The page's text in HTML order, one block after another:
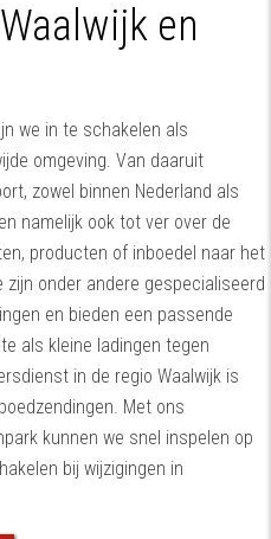
en
we in te schakelen als
omgeving. Van daaruit
zowel binnen Nederland als
namelijk ook tot ver over de
producten of inboedel naar het
onder andere gespecialiseerd
en bieden een passende
als kleine ladingen tegen
in de regio Waalwijk is
Met ons
kunnen we snel inspelen op
bij wijzigingen in